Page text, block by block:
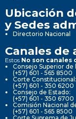
Ubicación
y Sedes
Directorio Nacional
Canales de
Estos No son canales
Consejo Superior de
(+57) 601 - 565 8500
Corte Constitucional:
(+57) 601 - 350 6200
Consejo de Estado:
(+57) 601 - 350 6700
Comisión Nacional
(+57) 601 - 565 8500